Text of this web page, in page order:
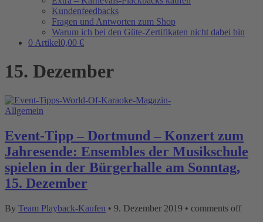
Kundenfeedbacks
Fragen und Antworten zum Shop
Warum ich bei den Güte-Zertifikaten nicht dabei bin
0 Artikel0,00 €
15. Dezember
Allgemein
Event-Tipp – Dortmund – Konzert zum
Jahresende: Ensembles der Musikschule
spielen in der Bürgerhalle am Sonntag,
15. Dezember
By Team Playback-Kaufen • 9. Dezember 2019 • comments off